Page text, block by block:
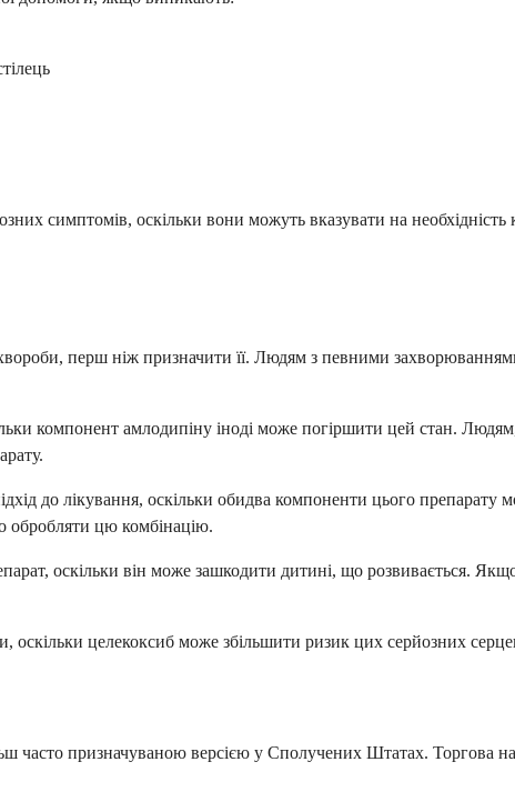
симптомів, оскільки вони можуть вказувати на
хвороби, перш ніж призначити її. Людям з певними
компонент амлодипіну іноді може погіршити цей стан. Людям,
до лікування, оскільки обидва компоненти цього
обробляти цю комбінацію.
оскільки він може зашкодити дитині, що розвивається.
оскільки целекоксиб може збільшити ризик цих серйозних
часто призначуваною версією у Сполучених Штатах. Торгова